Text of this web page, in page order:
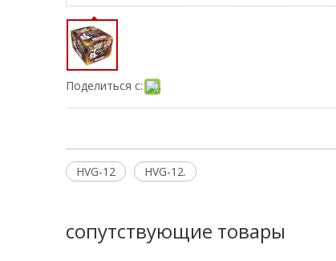
Поделиться с:
HVG-12 HVG-12.
сопутствующие товары